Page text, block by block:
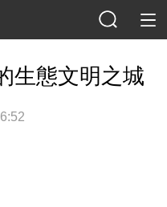
生態文明之城